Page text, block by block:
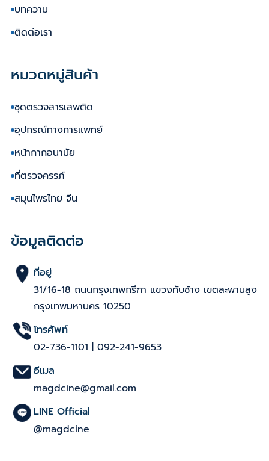
บทความ
ติดต่อเรา
หมวดหมู่สินค้า
ชุดตรวจสารเสพติด
อุปกรณ์ทางการแพทย์
หน้ากากอนามัย
ที่ตรวจครรภ์
สมุนไพรไทย จีน
ข้อมูลติดต่อ
ที่อยู่
31/16-18 ถนนกรุงเทพกรีฑา แขวงทับช้าง เขตสะพานสูง
กรุงเทพมหานคร 10250
โทรศัพท์
02-736-1101 | 092-241-9653
อีเมล
magdcine@gmail.com
LINE Official
@magdcine